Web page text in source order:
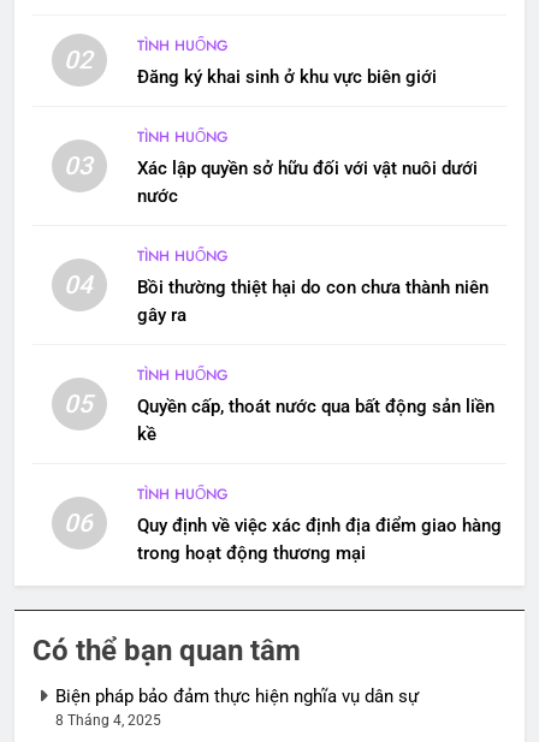
02
TÌNH HUỐNG
Đăng ký khai sinh ở khu vực biên giới
03
TÌNH HUỐNG
Xác lập quyền sở hữu đối với vật nuôi dưới
nước
04
TÌNH HUỐNG
Bồi thường thiệt hại do con chưa thành niên
gây ra
05
TÌNH HUỐNG
Quyền cấp, thoát nước qua bất động sản liền
kề
06
TÌNH HUỐNG
Quy định về việc xác định địa điểm giao hàng
trong hoạt động thương mại
Có thể bạn quan tâm
Biện pháp bảo đảm thực hiện nghĩa vụ dân sự
8 Tháng 4, 2025